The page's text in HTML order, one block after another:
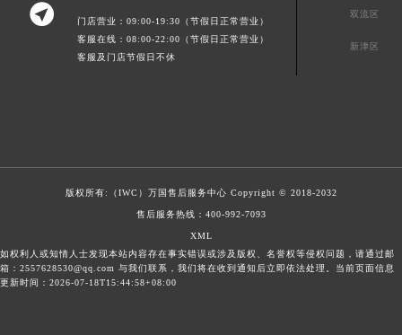

门店营业：09:00-19:30（节假日正常营业）
客服在线：08:00-22:00（节假日正常营业）
客服及门店节假日不休
双流区
新津区
版权所有:（IWC） 万国售后服务中心 Copyright © 2018-2032
售后服务热线： 400-992-7093
XML
如权利人或知情人士发现本站内容存在事实错误或涉及版权、名誉权等侵权问题，请通过邮
箱：2557628530@qq.com 与我们联系，我们将在收到通知后立即依法处理。当前页面信息
更新时间：2026-07-18T15:44:58+08:00